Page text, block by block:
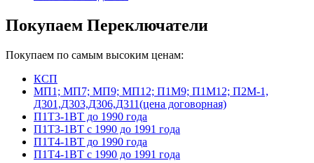
Покупаем Переключатели
Покупаем по самым высоким ценам:
КСП
МП1; МП7; МП9; МП12; П1М9; П1М12; П2М-1,
Д301,Д303,Д306,Д311(цена договорная)
П1Т3-1ВТ до 1990 года
П1Т3-1ВТ с 1990 до 1991 года
П1Т4-1ВТ до 1990 года
П1Т4-1ВТ с 1990 до 1991 года